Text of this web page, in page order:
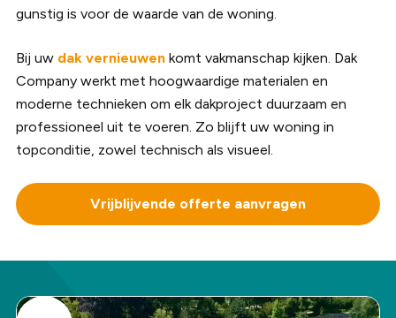
gunstig is voor de waarde van de woning.
Bij uw dak vernieuwenkomt vakmanschap kijken. Dak
Company werkt met hoogwaardige materialen en
moderne technieken om elk dakproject duurzaam en
professioneel uit te voeren. Zo blijft uw woning in
topconditie, zowel technisch als visueel.
Vrijblijvende offerte aanvragen